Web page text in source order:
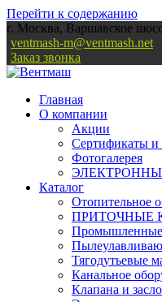
Перейти к содержанию
г. Москва, Варшавское
ventmash-m@ventmash.net
Заказ звонка
Главная
О компании
Акции
Сертификаты и
Фотогалерея
Каталог
Отопительное
ПРИТОЧНЫЕ
Промышленные
Тягодутьевые
Канальное
Клапана и